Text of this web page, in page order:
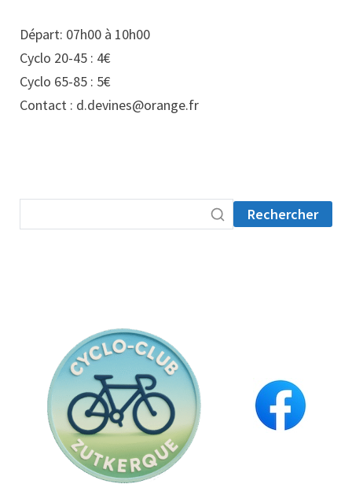
Départ: 07h00 à 10h00
Cyclo 20-45 : 4€
Cyclo 65-85 : 5€
Contact : d.devines@orange.fr
Rechercher